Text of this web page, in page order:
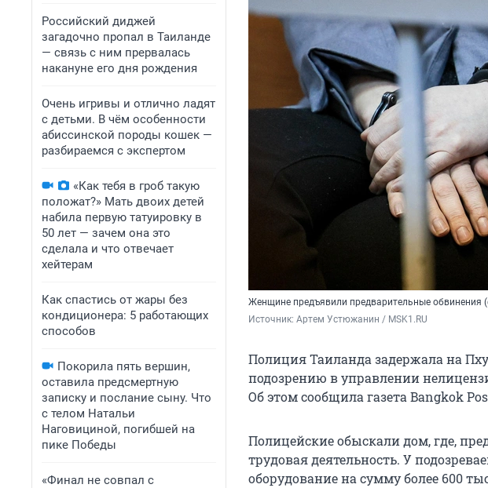
Российский диджей
загадочно пропал в Таиланде
— связь с ним прервалась
накануне его дня рождения
Очень игривы и отлично ладят
с детьми. В чём особенности
абиссинской породы кошек —
разбираемся с экспертом
«Как тебя в гроб такую
положат?» Мать двоих детей
набила первую татуировку в
50 лет — зачем она это
сделала и что отвечает
хейтерам
Как спастись от жары без
кондиционера: 5 работающих
способов
Покорила пять вершин,
оставила предсмертную
записку и послание сыну. Что
с телом Натальи
Наговициной, погибшей на
пике Победы
«Финал не совпал с
Женщине предъявили предварительные обвинения
Источник: Артем Устюжанин / MSK1.RU
Полиция Таиланда задержала на
подозрению в управлении
Об этом сообщила газета Bangkok
Полицейские обыскали дом, где,
трудовая деятельность. У
оборудование на сумму более 600